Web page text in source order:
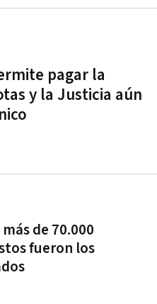
pagar la
y la Justicia aún
de 70.000
fueron los